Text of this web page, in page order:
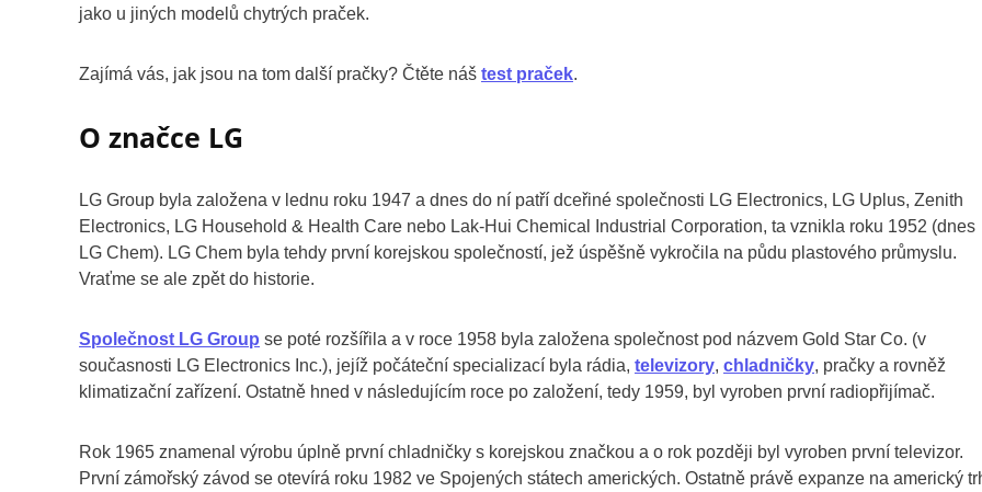
jako u jiných modelů chytrých praček.
Zajímá vás, jak jsou na tom další pračky? Čtěte náš test praček.
O značce LG
LG Group byla založena v lednu roku 1947 a dnes do ní patří dceřiné společnosti LG Electronics, LG Uplus, Zenith
Electronics, LG Household & Health Care nebo Lak-Hui Chemical Industrial Corporation, ta vznikla roku 1952 (dnes
LG Chem). LG Chem byla tehdy první korejskou společností, jež úspěšně vykročila na půdu plastového průmyslu.
Vraťme se ale zpět do historie.
Společnost LG Group se poté rozšířila a v roce 1958 byla založena společnost pod názvem Gold Star Co. (v
současnosti LG Electronics Inc.), jejíž počáteční specializací byla rádia, televizory, chladničky, pračky a rovněž
klimatizační zařízení. Ostatně hned v následujícím roce po založení, tedy 1959, byl vyroben první radiopřijímač.
Rok 1965 znamenal výrobu úplně první chladničky s korejskou značkou a o rok později byl vyroben první televizor.
První zámořský závod se otevírá roku 1982 ve Spojených státech amerických. Ostatně právě expanze na americký